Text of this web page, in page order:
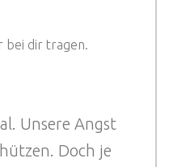
bei dir tragen.
Unsere Angst
Doch je